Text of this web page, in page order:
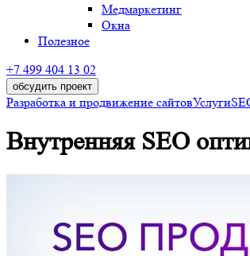
Медмаркетинг
Окна
Полезное
+7 499 404 13 02
обсудить проект
Разработка и продвижение сайтовУслуги
Внутренняя SEO